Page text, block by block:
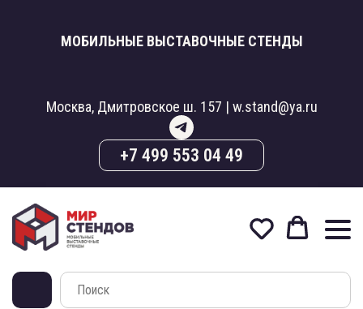
МОБИЛЬНЫЕ ВЫСТАВОЧНЫЕ СТЕНДЫ
Москва, Дмитровское ш. 157 | w.stand@ya.ru
+7 499 553 04 49